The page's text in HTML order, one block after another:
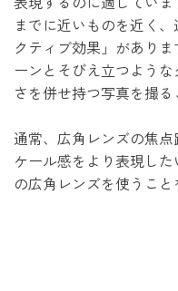
までに近いものを近く
クティブ効果」があり
ーンとそびえ立つよう
さを併せ持つ写真を撮る
通常、広角レンズの焦
ケール感をより表現し
の広角レンズを使うこと